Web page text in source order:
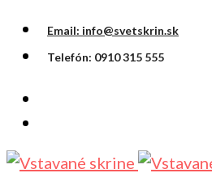
Email: info@svetskrin.sk
Telefón: 0910 315 555